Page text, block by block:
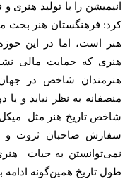
را با تولید هنری و
فرهنگستان هنر بحث مالی
است، اما در این حوزه
که حمایت مالی نشود
شاخص در جهان
به نظر نیاید و یا
تاریخ هنر مثل
صاحبان ثروت و
به حیات هنری
تاریخ همین‌گونه ادامه